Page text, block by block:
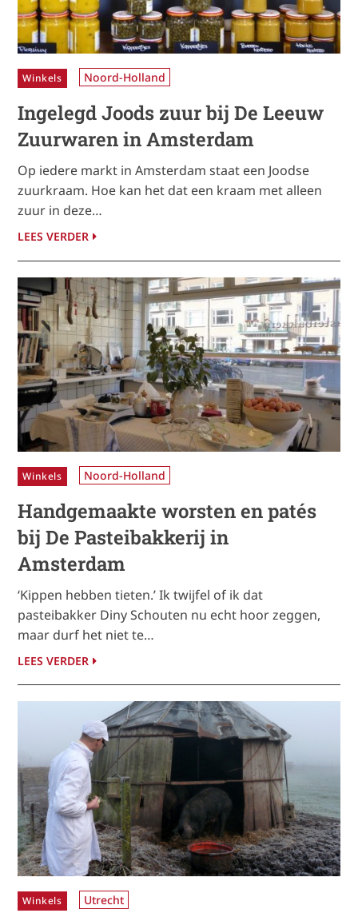
Winkels Noord-Holland
Ingelegd Joods zuur bij De Leeuw
Zuurwaren in Amsterdam
Op iedere markt in Amsterdam staat een Joodse
zuurkraam. Hoe kan het dat een kraam met alleen
zuur in deze…
LEES VERDER
Winkels Noord-Holland
Handgemaakte worsten en patés
bij De Pasteibakkerij in
Amsterdam
‘Kippen hebben tieten.’ Ik twijfel of ik dat
pasteibakker Diny Schouten nu echt hoor zeggen,
maar durf het niet te…
LEES VERDER
Winkels Utrecht